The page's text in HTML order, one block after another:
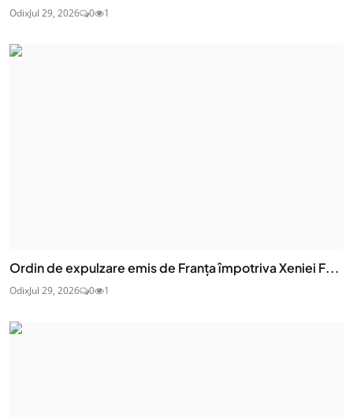
OdixJul 29, 2026 0 1
Ordin de expulzare emis de Franța împotriva Xeniei F...
OdixJul 29, 2026 0 1